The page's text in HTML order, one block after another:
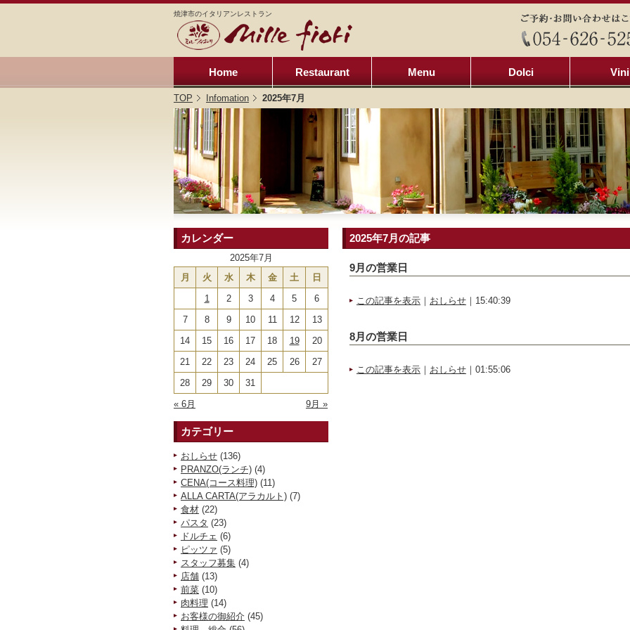
焼津市のイタリアンレストラン
Home Restaurant Menu Dolci Vini
TOP Infomation 2025年7月
カレンダー
2025年7月
月
火 水 木 金 土 日
« 6月 9月 »
1 2 3 4 5
6
7
8 9 10 11 12
13
14
15 16 17 18 19
20
21
22 23 24 25 26
27
28
29 30 31
カテゴリー
おしらせ (136)
PRANZO(ランチ) (4)
CENA(コース料理) (11)
ALLA CARTA(アラカルト) (7)
食材 (22)
パスタ (23)
ドルチェ (6)
ピッツァ (5)
スタッフ募集 (4)
店舗 (13)
前菜 (10)
肉料理 (14)
お客様の御紹介 (45)
2025年7月の記事
9月の営業日
この記事を表示 ｜ おしらせ ｜15:40:39
8月の営業日
この記事を表示 ｜ おしらせ ｜01:55:06